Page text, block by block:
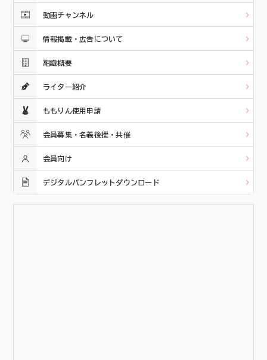
動画チャンネル
情報掲載・広告について
組織概要
ライター紹介
ももりん使用申請
会員募集・名義後援・共催
会員向け
デジタルパンフレットダウンロード